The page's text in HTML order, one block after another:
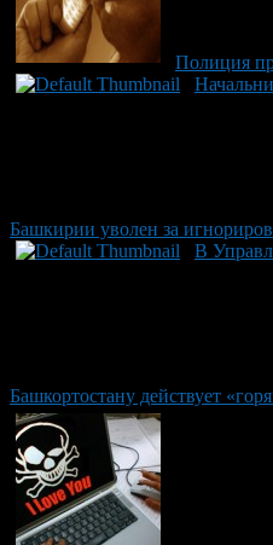
Полиция
Башкирии уволен за
В
Башкортостану действует